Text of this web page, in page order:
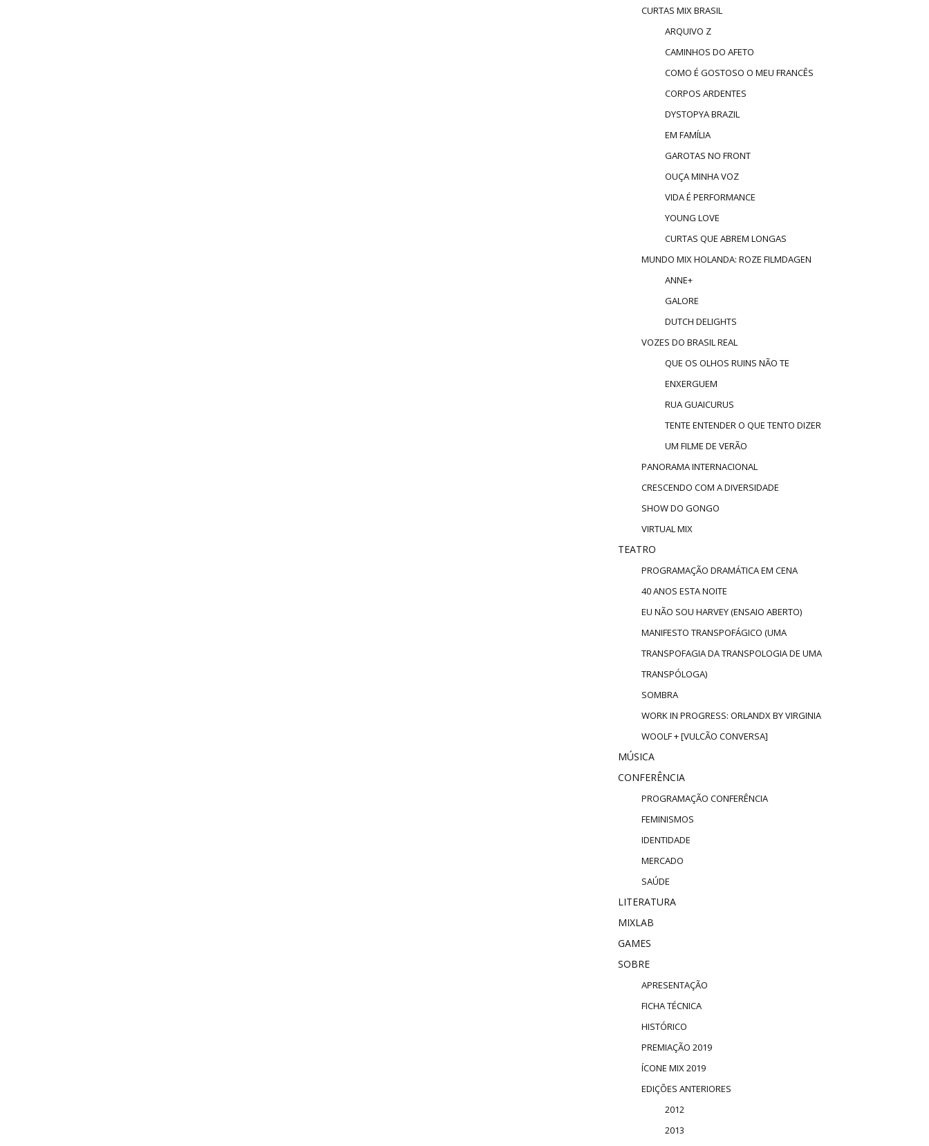
CURTAS MIX BRASIL
ARQUIVO Z
CAMINHOS DO AFETO
COMO É GOSTOSO O MEU FRANCÊS
CORPOS ARDENTES
DYSTOPYA BRAZIL
EM FAMÍLIA
GAROTAS NO FRONT
OUÇA MINHA VOZ
VIDA É PERFORMANCE
YOUNG LOVE
CURTAS QUE ABREM LONGAS
MUNDO MIX HOLANDA: ROZE FILMDAGEN
ANNE+
GALORE
DUTCH DELIGHTS
VOZES DO BRASIL REAL
QUE OS OLHOS RUINS NÃO TE
ENXERGUEM
RUA GUAICURUS
TENTE ENTENDER O QUE TENTO DIZER
UM FILME DE VERÃO
PANORAMA INTERNACIONAL
CRESCENDO COM A DIVERSIDADE
SHOW DO GONGO
VIRTUAL MIX
TEATRO
PROGRAMAÇÃO DRAMÁTICA EM CENA
40 ANOS ESTA NOITE
EU NÃO SOU HARVEY (ENSAIO ABERTO)
MANIFESTO TRANSPOFÁGICO (UMA
TRANSPOFAGIA DA TRANSPOLOGIA DE UMA
TRANSPÓLOGA)
SOMBRA
WORK IN PROGRESS: ORLANDX BY VIRGINIA
WOOLF + [VULCÃO CONVERSA]
MÚSICA
CONFERÊNCIA
PROGRAMAÇÃO CONFERÊNCIA
FEMINISMOS
IDENTIDADE
MERCADO
SAÚDE
LITERATURA
MIXLAB
GAMES
SOBRE
APRESENTAÇÃO
FICHA TÉCNICA
HISTÓRICO
PREMIAÇÃO 2019
ÍCONE MIX 2019
EDIÇÕES ANTERIORES
2012
2013